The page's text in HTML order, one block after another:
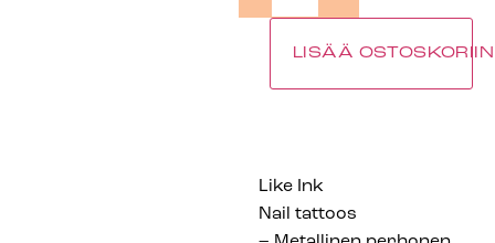
LISÄÄ OSTOSKORIIN
Like Ink
Nail tattoos